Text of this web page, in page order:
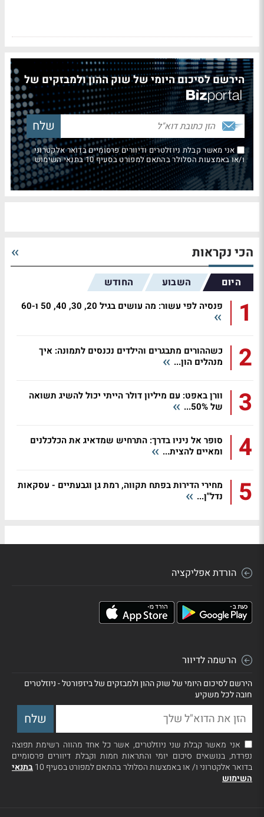
הירשם לסיכום היומי של שוק ההון ולמבזקים של
אני מאשר קבלת ניוזלטרים ודיוורים פרסומיים בדואר אלקטרוני
ו/או באמצעות הסלולר בהתאם למפורט בסעיף 10 בתנאי השימוש
הכי נקראות
היום השבוע החודש
1 פנסיה לפי עשור: מה עושים בגיל 20, 30, 40, 50 ו-60
2
כשההורים מתבגרים והילדים נכנסים לתמונה: איך
מנהלים הון...
3
וורן באפט: עם מיליון דולר הייתי יכול להשיג תשואה
של 50%...
4
סופר אל ניניו בדרך: התרחיש שמדאיג את הכלכלנים
ומאיים להצית...
5
מחירי הדירות בפתח תקווה, רמת גן וגבעתיים - עסקאות
נדל"ן...
הורדת אפליקציה
הרשמה לדיוור
הירשם לסיכום היומי של שוק ההון ולמבזקים של ביזפורטל - ניוזלטרים
חובה לכל משקיע
אני מאשר קבלת שני ניוזלטרים, אשר כל אחד מהווה רשימת תפוצה
נפרדת, בנושאים סיכום יומי והתראות חמות וקבלת דיוורים פרסומיים
בדואר אלקטרוני ו/ או באמצעות הסלולר בהתאם למפורט בסעיף 10
בתנאי
השימוש